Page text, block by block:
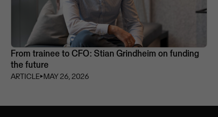
From trainee to CFO: Stian Grindheim on funding
the future
ARTICLE⏵MAY 26, 2026